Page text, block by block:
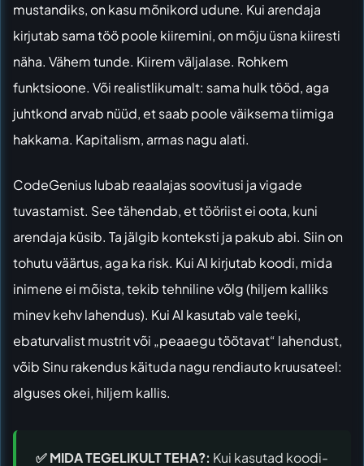
mustandiks, on kasu mõnikord udune. Kui arendaja
kirjutab sama töö poole kiiremini, on mõju üsna kiiresti
näha. Vähem tunde. Kiirem väljalase. Rohkem
funktsioone. Või realistlikumalt: sama hulk tööd, aga
juhtkond arvab nüüd, et saab poole väiksema tiimiga
hakkama. Kapitalism, armas nagu alati.
CodeGenius lubab reaalajas soovitusi ja vigade
tuvastamist. See tähendab, et tööriist ei oota, kuni
arendaja küsib. Ta jälgib konteksti ja pakub abi. Siin on
tohutu väärtus, aga ka risk. Kui AI kirjutab koodi, mida
inimene ei mõista, tekib tehniline võlg (hiljem kalliks
minev kehv lahendus). Kui AI kasutab vale teeki,
ebaturvalist mustrit või „peaaegu töötavat“ lahendust,
võib Sinu rakendus käituda nagu rendiauto kruusateel:
alguses okei, hiljem kallis.
✅ MIDA TEGELIKULT TEHA?: Kui kasutad koodi-